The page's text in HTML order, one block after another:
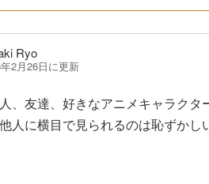
Ryo
2月26日に更新
、友達、好きなアニメキャラク
人に横目で見られるのは恥ずか